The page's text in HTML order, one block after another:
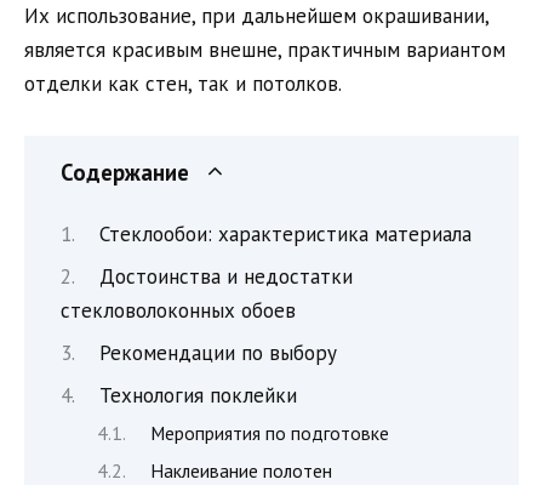
Их использование, при дальнейшем окрашивании,
является красивым внешне, практичным вариантом
отделки как стен, так и потолков.
Содержание
Стеклообои: характеристика материала
Достоинства и недостатки
стекловолоконных обоев
Рекомендации по выбору
Технология поклейки
Мероприятия по подготовке
Наклеивание полотен